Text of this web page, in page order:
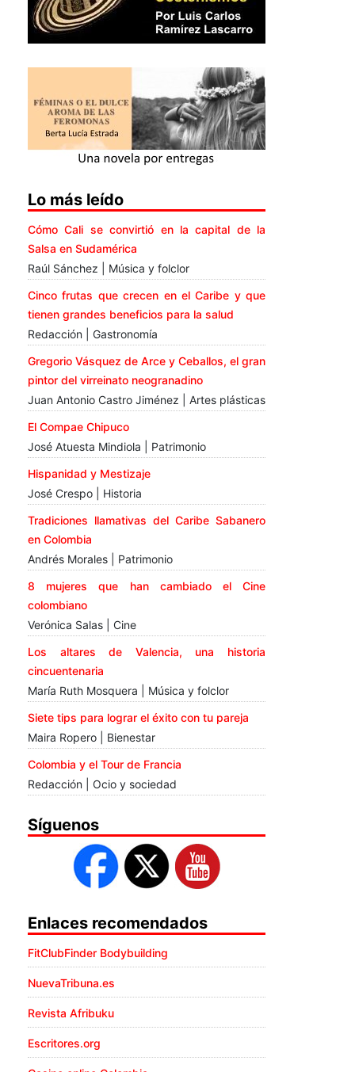
Lo más leído
Cómo Cali se convirtió en la capital de la
Salsa en Sudamérica
Raúl Sánchez | Música y folclor
Cinco frutas que crecen en el Caribe y que
tienen grandes beneficios para la salud
Redacción | Gastronomía
Gregorio Vásquez de Arce y Ceballos, el gran
pintor del virreinato neogranadino
Juan Antonio Castro Jiménez | Artes plásticas
El Compae Chipuco
José Atuesta Mindiola | Patrimonio
Hispanidad y Mestizaje
José Crespo | Historia
Tradiciones llamativas del Caribe Sabanero
en Colombia
Andrés Morales | Patrimonio
8 mujeres que han cambiado el Cine
colombiano
Verónica Salas | Cine
Los altares de Valencia, una historia
cincuentenaria
María Ruth Mosquera | Música y folclor
Siete tips para lograr el éxito con tu pareja
Maira Ropero | Bienestar
Colombia y el Tour de Francia
Redacción | Ocio y sociedad
Síguenos
Enlaces recomendados
FitClubFinder Bodybuilding
NuevaTribuna.es
Revista Afribuku
Escritores.org